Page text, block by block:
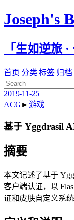
Joseph's
「生如逆旅 ·
首页 分类 标签 归档
2019-11-25
ACG ►游戏
基于 Yggdrasil
摘要
本文记述了基于
客户端认证，以
证和皮肤自定义系